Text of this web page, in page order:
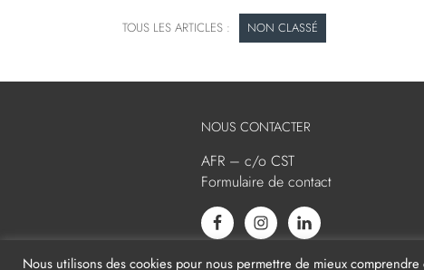
NON CLASSÉ
NOUS CONTACTER
AFR – c/o CST
Formulaire de contact
Nous utilisons des cookies pour nous permettre de mieux